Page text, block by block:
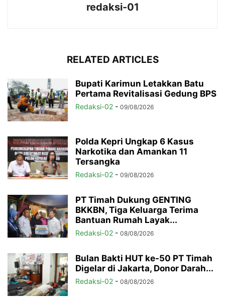
redaksi-01
RELATED ARTICLES
Bupati Karimun Letakkan Batu
Pertama Revitalisasi Gedung BPS
Redaksi-02 - 09/08/2026
Polda Kepri Ungkap 6 Kasus
Narkotika dan Amankan 11
Tersangka
Redaksi-02 - 09/08/2026
PT Timah Dukung GENTING
BKKBN, Tiga Keluarga Terima
Bantuan Rumah Layak...
Redaksi-02 - 08/08/2026
Bulan Bakti HUT ke-50 PT Timah
Digelar di Jakarta, Donor Darah...
Redaksi-02 - 08/08/2026